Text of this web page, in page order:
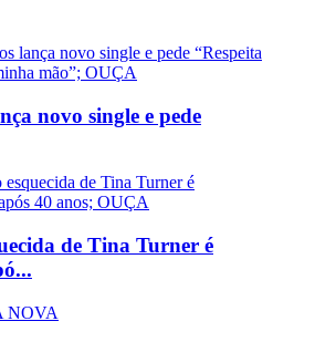
novo single e pede
de Tina Turner é